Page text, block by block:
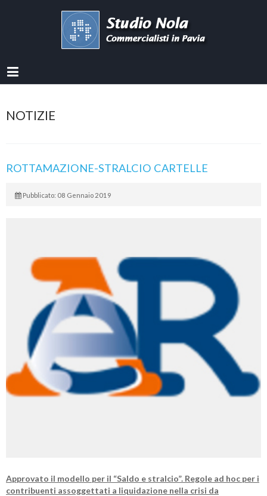
NOTIZIE
ROTTAMAZIONE-STRALCIO CARTELLE
Pubblicato: 08 Gennaio 2019
Approvato il modello per il “Saldo e stralcio”. Regole ad hoc per i
contribuenti assoggettati a liquidazione nella crisi da